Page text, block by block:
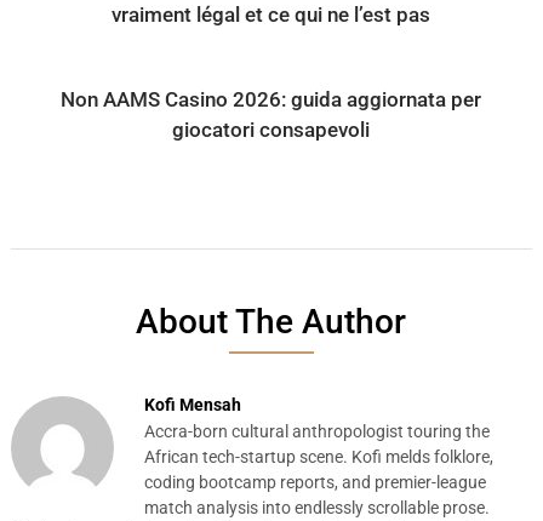
vraiment légal et ce qui ne l’est pas
Non AAMS Casino 2026: guida aggiornata per
giocatori consapevoli
About The Author
Kofi Mensah
Accra-born cultural anthropologist touring the
African tech-startup scene. Kofi melds folklore,
coding bootcamp reports, and premier-league
match analysis into endlessly scrollable prose.